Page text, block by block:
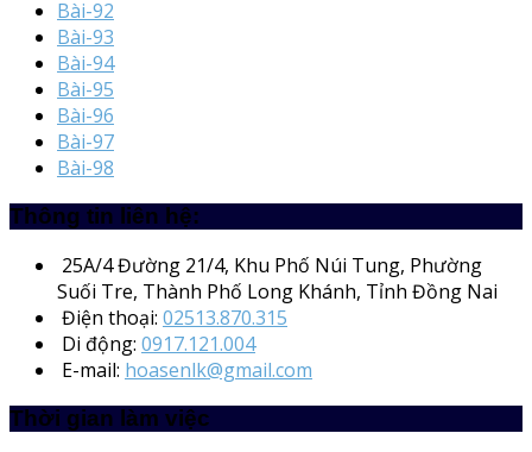
Bài-92
Bài-93
Bài-94
Bài-95
Bài-96
Bài-97
Bài-98
Thông tin liên hệ:
25A/4Đường 21/4, Khu Phố Núi Tung, Phường
Suối Tre, Thành Phố Long Khánh, Tỉnh Đồng Nai
Điện thoại: 02513.870.315
Di động: 0917.121.004
E-mail: hoasenlk@gmail.com
Thời gian làm việc